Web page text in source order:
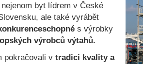
byt lídrem v České
ale také vyrábět
s výrobky
výrobců výtahů.
pokračovali v tradici kvality a